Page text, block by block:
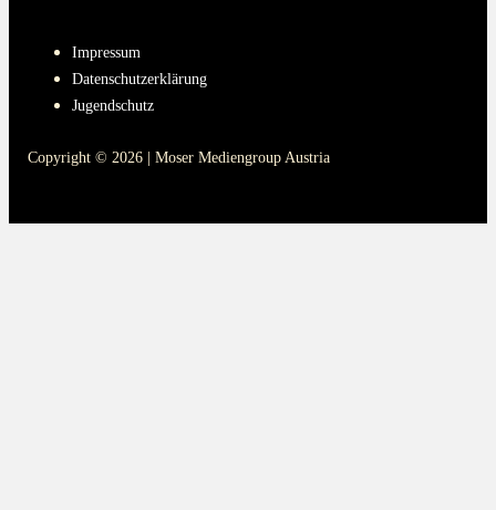
Impressum
Datenschutzerklärung
Jugendschutz
Copyright © 2026 | Moser Mediengroup Austria